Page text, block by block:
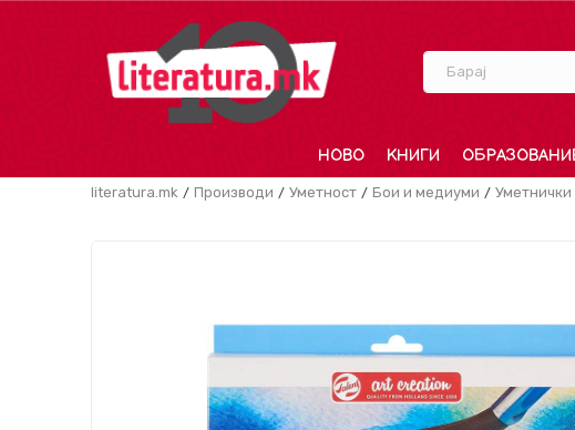
Барај
НОВО КНИГИ
literatura.mk Производи Уметност Бои и медиуми Уметнички